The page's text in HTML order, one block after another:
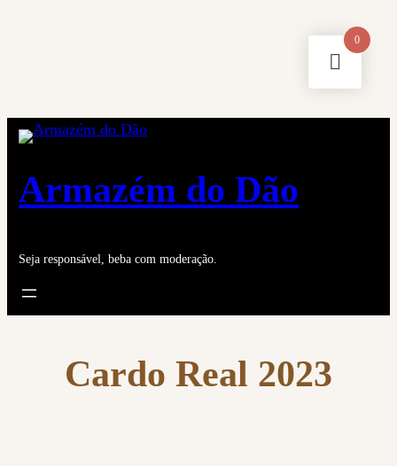
Armazém do Dão
Seja responsável, beba com moderação.
Cardo Real 2023
0